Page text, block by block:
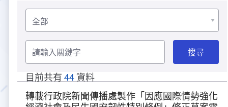
就業資訊
活動訊息
電子相簿
RSS訂閱
組織架構
業務職掌
編制及預算員額
首長介紹
飛航管制
服務介紹
服務進化史
飛航情報
服務介紹
服務進化史
航空氣象
服務介紹
航空通信
重大施政計畫
統計資訊
年統計資訊
管制架次統計
月統計資訊
桃園機場航班分時統計
便民服務
意見交流
人民陳情
線上申辦
業務宣導
宣導短片
專區服務
分
類
名
稱
請
輸
入
關
鍵
字
目前共有44資料
最
新
消
轉載行政院新聞傳播處製作「因應國際情勢強化